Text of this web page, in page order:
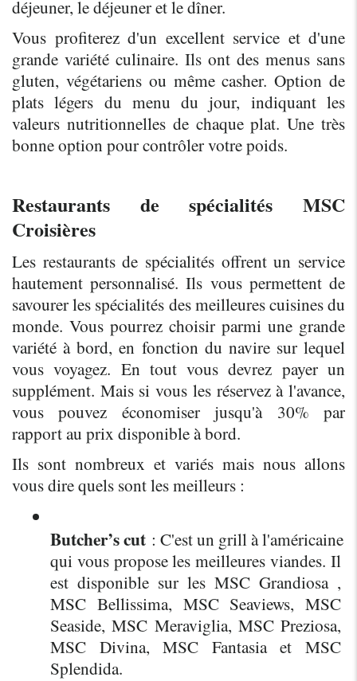
déjeuner, le déjeuner et le dîner.
Vous profiterez d'un excellent service et d'une
grande variété culinaire. Ils ont des menus sans
gluten, végétariens ou même casher. Option de
plats légers du menu du jour, indiquant les
valeurs nutritionnelles de chaque plat. Une très
bonne option pour contrôler votre poids.
Restaurants de spécialités MSC
Croisières
Les restaurants de spécialités offrent un service
hautement personnalisé. Ils vous permettent de
savourer les spécialités des meilleures cuisines du
monde. Vous pourrez choisir parmi une grande
variété à bord, en fonction du navire sur lequel
vous voyagez. En tout vous devrez payer un
supplément. Mais si vous les réservez à l'avance,
vous pouvez économiser jusqu'à 30% par
rapport au prix disponible à bord.
Ils sont nombreux et variés mais nous allons
vous dire quels sont les meilleurs :
Butcher’s cut : C'est un grill à l'américaine
qui vous propose les meilleures viandes. Il
est disponible sur les MSC Grandiosa ,
MSC Bellissima, MSC Seaviews, MSC
Seaside, MSC Meraviglia, MSC Preziosa,
MSC Divina, MSC Fantasia et MSC
Splendida.